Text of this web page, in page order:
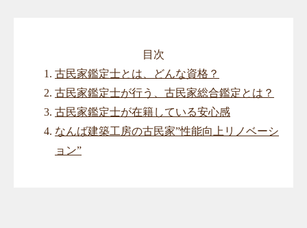
目次
古民家鑑定士とは、どんな資格？
古民家鑑定士が行う、古民家総合鑑定とは？
古民家鑑定士が在籍している安心感
なんば建築工房の古民家”性能向上リノベーシ
ョン”